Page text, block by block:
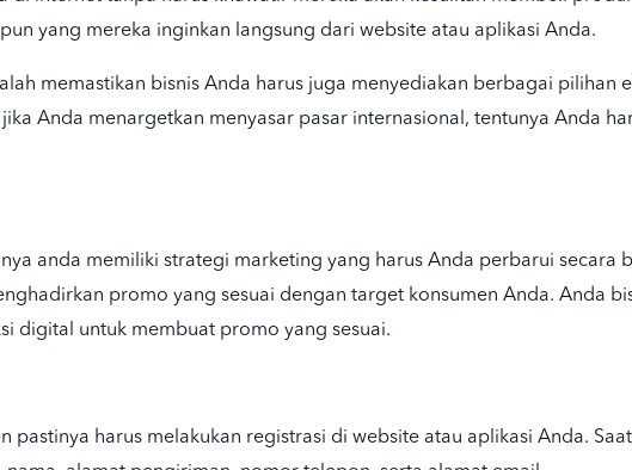
yang mereka inginkan langsung dari website atau aplikasi Anda.
memastikan bisnis Anda harus juga menyediakan berbagai pilihan
Anda menargetkan menyasar pasar internasional, tentunya Anda
anda memiliki strategi marketing yang harus Anda perbarui secara
promo yang sesuai dengan target konsumen Anda. Anda
digital untuk membuat promo yang sesuai.
pastinya harus melakukan registrasi di website atau aplikasi Anda.